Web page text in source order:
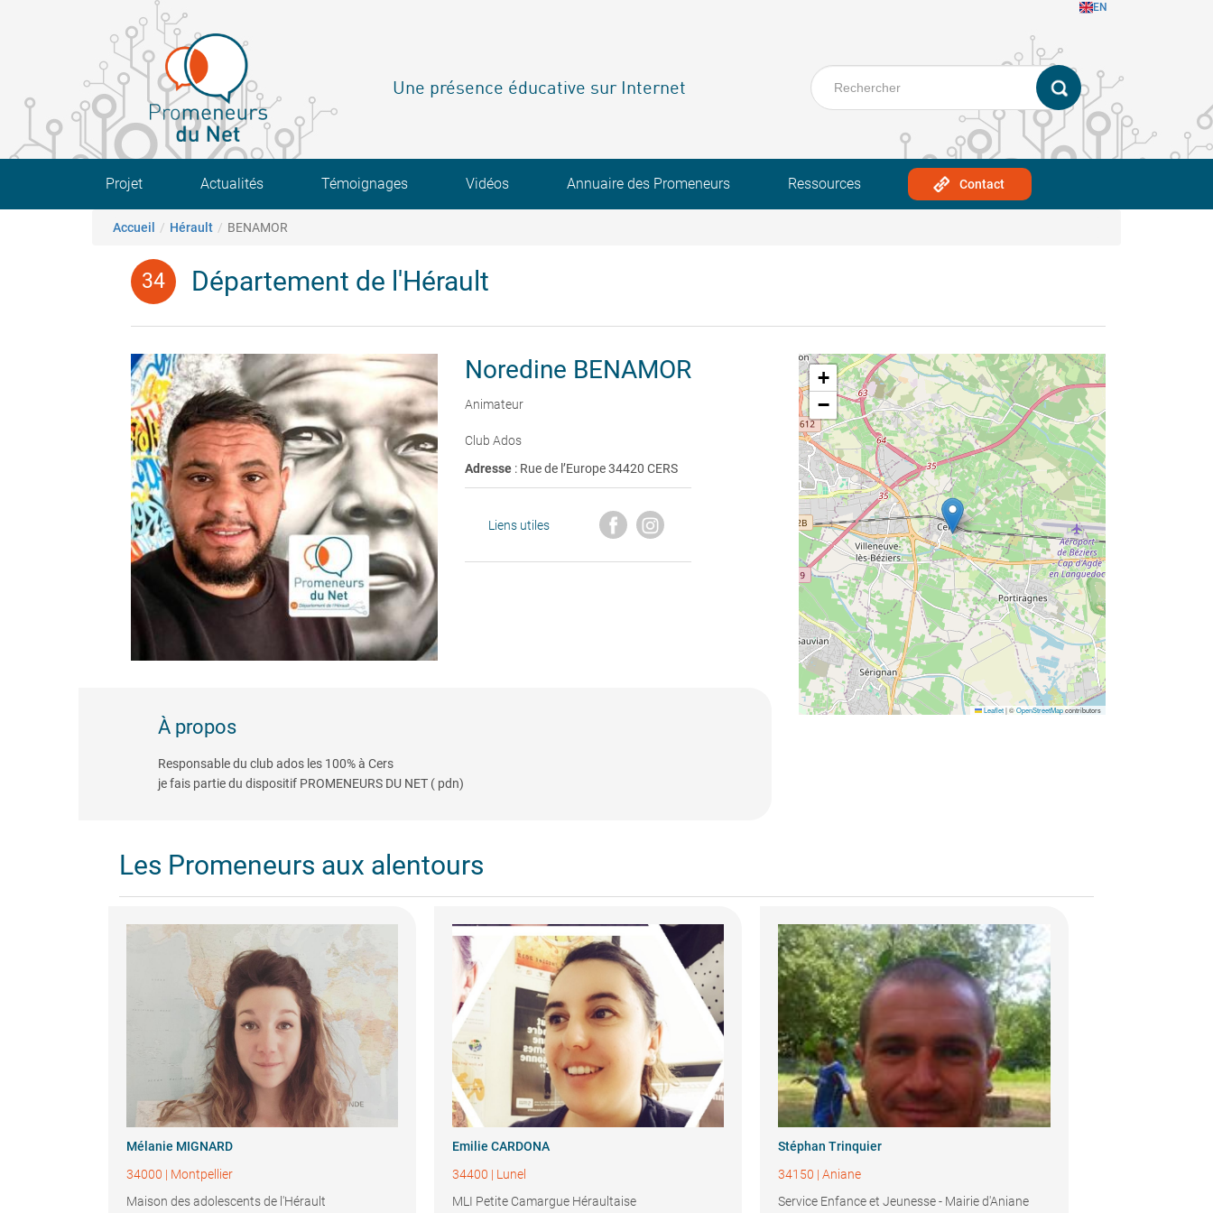
EN
Une présence éducative sur Internet
Main navigation
Projet Actualités Témoignages Vidéos Annuaire des Promeneurs Ressources Contact
Fil d'Ariane
Accueil Hérault BENAMOR
Département de l'Hérault
Noredine BENAMOR
Animateur
Club Ados
Adresse : Rue de l’Europe 34420 CERS
Liens utiles
À propos
Responsable du club ados les 100% à Cers
je fais partie du dispositif PROMENEURS DU NET ( pdn)
+
−
Leaflet |©OpenStreetMapcontributors
Les Promeneurs aux alentours
Mélanie MIGNARD
34000 | Montpellier
Maison des adolescents de l'Hérault
Emilie CARDONA
34400 | Lunel
MLI Petite Camargue Héraultaise
Stéphan Trinquier
34150 |Aniane
Service Enfance et Jeunesse - Mairie d'Aniane